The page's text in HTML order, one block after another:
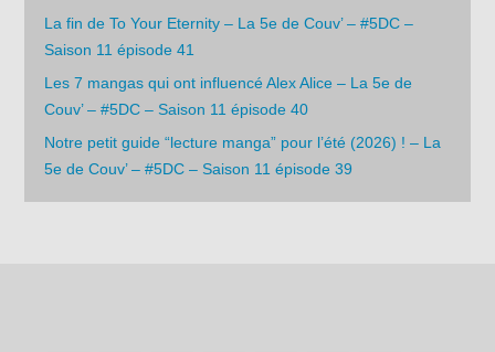
La fin de To Your Eternity – La 5e de Couv’ – #5DC –
Saison 11 épisode 41
Les 7 mangas qui ont influencé Alex Alice – La 5e de
Couv’ – #5DC – Saison 11 épisode 40
Notre petit guide “lecture manga” pour l’été (2026) ! – La
5e de Couv’ – #5DC – Saison 11 épisode 39